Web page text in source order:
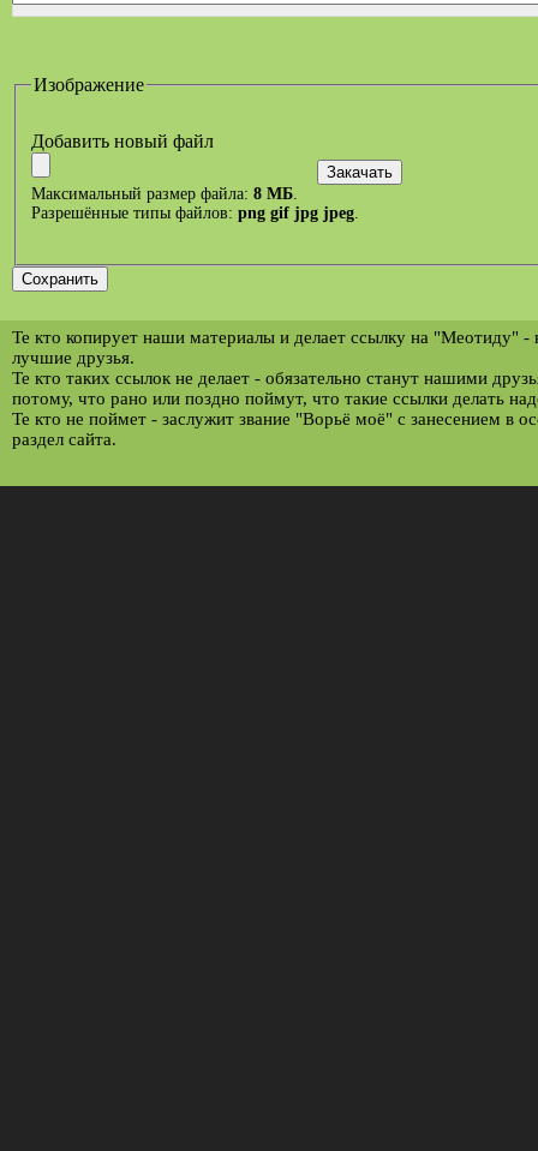
Изображение
Добавить новый файл
Максимальный размер файла: 8 МБ.
Разрешённые типы файлов: png gif jpg jpeg.
Те кто копирует наши материалы и делает ссылку на "Меотиду" -
лучшие друзья.
Те кто таких ссылок не делает - обязательно станут нашими
потому, что рано или поздно поймут, что такие ссылки делать
Те кто не поймет - заслужит звание "Ворьё моё" с занесением в
раздел сайта.